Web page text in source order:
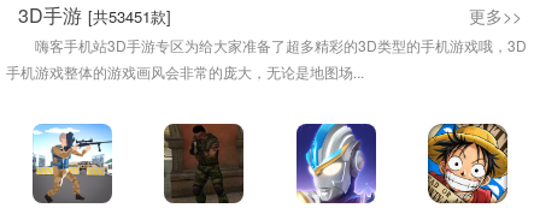
3D手游 [共53451款] 更多>>
嗨客手机站3D手游专区为给大家准备了超多精彩的3D类型的手机游戏哦，3D
手机游戏整体的游戏画风会非常的庞大，无论是地图场...